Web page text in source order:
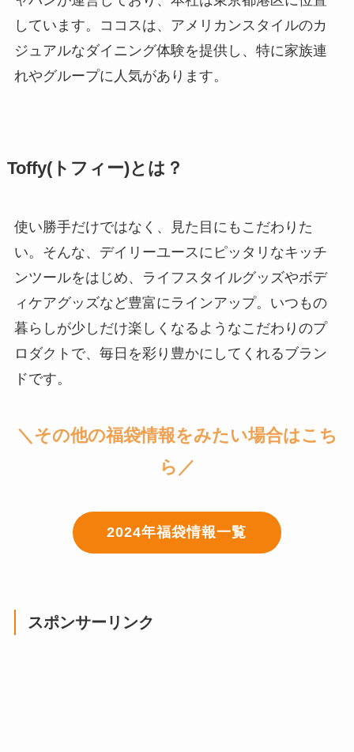
しています。ココスは、アメリカンスタイルのカ
ジュアルなダイニング体験を提供し、特に家族連
れやグループに人気があります。
Toffy(トフィー)とは？
使い勝手だけではなく、見た目にもこだわりた
い。そんな、デイリーユースにピッタリなキッチ
ンツールをはじめ、ライフスタイルグッズやボデ
ィケアグッズなど豊富にラインアップ。いつもの
暮らしが少しだけ楽しくなるようなこだわりのプ
ロダクトで、毎日を彩り豊かにしてくれるブラン
ドです。
＼その他の福袋情報をみたい場合はこち
ら／
2024年福袋情報一覧
スポンサーリンク